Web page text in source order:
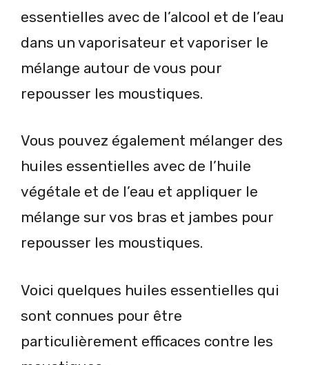
essentielles avec de l’alcool et de l’eau
dans un vaporisateur et vaporiser le
mélange autour de vous pour
repousser les moustiques.
Vous pouvez également mélanger des
huiles essentielles avec de l’huile
végétale et de l’eau et appliquer le
mélange sur vos bras et jambes pour
repousser les moustiques.
Voici quelques huiles essentielles qui
sont connues pour être
particulièrement efficaces contre les